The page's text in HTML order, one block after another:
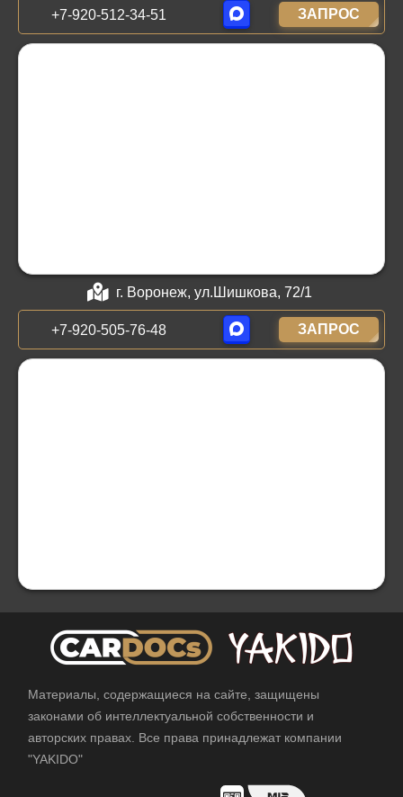
+7-920-512-34-51 ЗАПРОС
г. Воронеж, ул.Шишкова, 72/1
+7-920-505-76-48 ЗАПРОС
Материалы, содержащиеся на сайте, защищены
законами об интеллектуальной собственности и
авторских правах. Все права принадлежат компании
"YAKIDO"